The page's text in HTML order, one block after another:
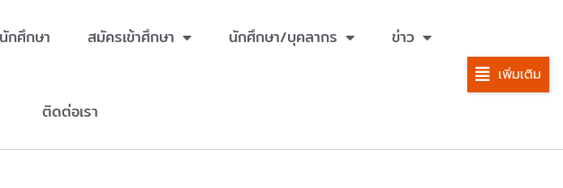
กศึกษา สมัครเข้าศึกษา นักศึกษา/บุคลากร ข่าว
ติดต่อเรา
เพิ่มเติม